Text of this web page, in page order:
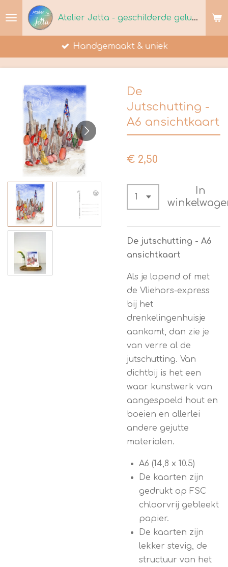
hoofdinhoud
Atelier Jetta - geschilderde geluksmomenten
Handgemaakt & uniek
De
Jutschutting -
A6 ansichtkaart
€ 2,50
In
De jutschutting - A6
ansichtkaart
Als je lopend of met
de Vliehors-express
bij het
drenkelingenhuisje
aankomt, dan zie je
van verre al de
jutschutting. Van
dichtbij is het een
waar kunstwerk van
aangespoeld hout en
boeien en allerlei
andere gejutte
materialen.
A6 (14,8 x 10.5)
De kaarten zijn
gedrukt op FSC
chloorvrij gebleekt
papier.
De kaarten zijn
lekker stevig, de
structuur van het